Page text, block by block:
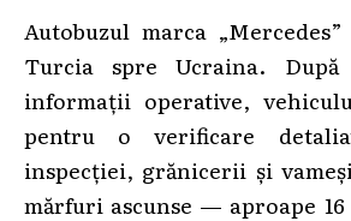
Autobuzul marca
Turcia spre Ucraina.
informații operative,
pentru o verificare
inspecției, grănicerii și
mărfuri ascunse — aproape